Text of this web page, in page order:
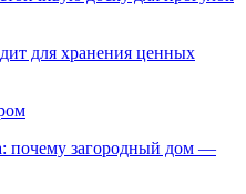
для хранения ценных
почему загородный дом —